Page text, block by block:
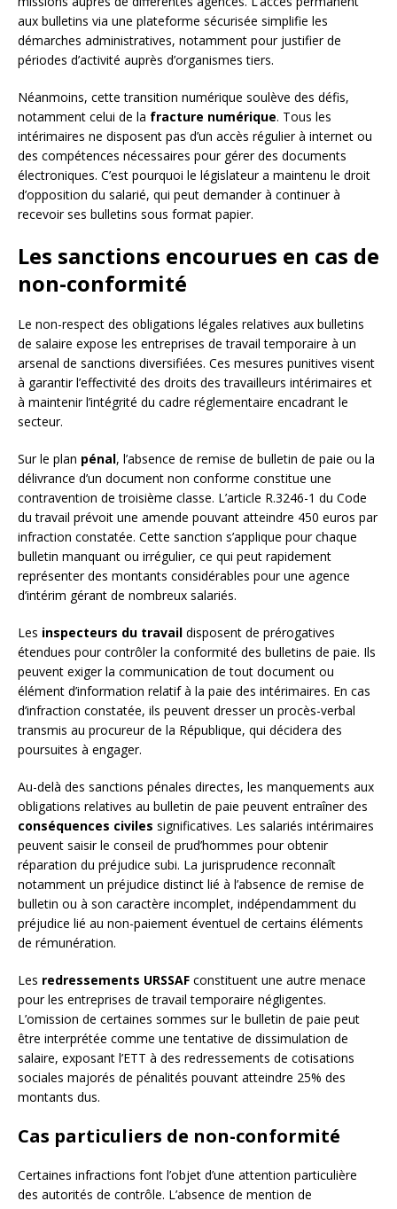
aux bulletins via une plateforme sécurisée simplifie les
démarches administratives, notamment pour justifier de
périodes d’activité auprès d’organismes tiers.
Néanmoins, cette transition numérique soulève des défis,
notamment celui de la fracture numérique. Tous les
intérimaires ne disposent pas d’un accès régulier à internet ou
des compétences nécessaires pour gérer des documents
électroniques. C’est pourquoi le législateur a maintenu le droit
d’opposition du salarié, qui peut demander à continuer à
recevoir ses bulletins sous format papier.
Les sanctions encourues en cas de
non-conformité
Le non-respect des obligations légales relatives aux bulletins
de salaire expose les entreprises de travail temporaire à un
arsenal de sanctions diversifiées. Ces mesures punitives visent
à garantir l’effectivité des droits des travailleurs intérimaires et
à maintenir l’intégrité du cadre réglementaire encadrant le
secteur.
Sur le plan pénal, l’absence de remise de bulletin de paie ou la
délivrance d’un document non conforme constitue une
contravention de troisième classe. L’article R.3246-1 du Code
du travail prévoit une amende pouvant atteindre 450 euros par
infraction constatée. Cette sanction s’applique pour chaque
bulletin manquant ou irrégulier, ce qui peut rapidement
représenter des montants considérables pour une agence
d’intérim gérant de nombreux salariés.
Les inspecteurs du travail disposent de prérogatives
étendues pour contrôler la conformité des bulletins de paie. Ils
peuvent exiger la communication de tout document ou
élément d’information relatif à la paie des intérimaires. En cas
d’infraction constatée, ils peuvent dresser un procès-verbal
transmis au procureur de la République, qui décidera des
poursuites à engager.
Au-delà des sanctions pénales directes, les manquements aux
obligations relatives au bulletin de paie peuvent entraîner des
conséquences civiles significatives. Les salariés intérimaires
peuvent saisir le conseil de prud’hommes pour obtenir
réparation du préjudice subi. La jurisprudence reconnaît
notamment un préjudice distinct lié à l’absence de remise de
bulletin ou à son caractère incomplet, indépendamment du
préjudice lié au non-paiement éventuel de certains éléments
de rémunération.
Les redressements URSSAF constituent une autre menace
pour les entreprises de travail temporaire négligentes.
L’omission de certaines sommes sur le bulletin de paie peut
être interprétée comme une tentative de dissimulation de
salaire, exposant l’ETT à des redressements de cotisations
sociales majorés de pénalités pouvant atteindre 25% des
montants dus.
Cas particuliers de non-conformité
Certaines infractions font l’objet d’une attention particulière
des autorités de contrôle. L’absence de mention de